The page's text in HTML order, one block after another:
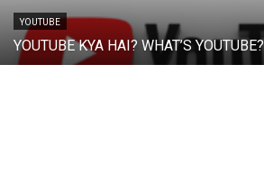
YOUTUBE
YOUTUBE KYA HAI? WHAT’S YOUTUBE?